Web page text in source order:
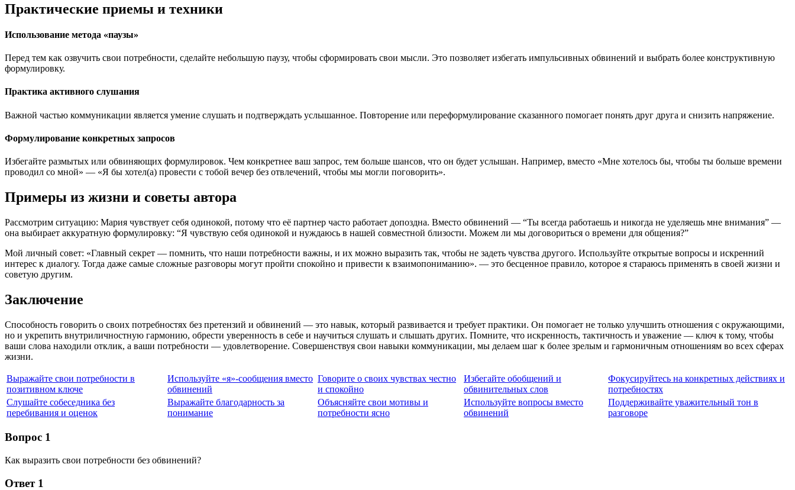
Практические приемы и техники
Использование метода «паузы»
Перед тем как озвучить свои потребности, сделайте небольшую паузу, чтобы сформировать свои мысли. Это позволяет избегать импульсивных обвинений и выбрать более конструктивную
формулировку.
Практика активного слушания
Важной частью коммуникации является умение слушать и подтверждать услышанное. Повторение или переформулирование сказанного помогает понять друг друга и снизить напряжение.
Формулирование конкретных запросов
Избегайте размытых или обвиняющих формулировок. Чем конкретнее ваш запрос, тем больше шансов, что он будет услышан. Например, вместо «Мне хотелось бы, чтобы ты больше времени
проводил со мной» — «Я бы хотел(а) провести с тобой вечер без отвлечений, чтобы мы могли поговорить».
Примеры из жизни и советы автора
Рассмотрим ситуацию: Мария чувствует себя одинокой, потому что её партнер часто работает допоздна. Вместо обвинений — “Ты всегда работаешь и никогда не уделяешь мне внимания” —
она выбирает аккуратную формулировку: “Я чувствую себя одинокой и нуждаюсь в нашей совместной близости. Можем ли мы договориться о времени для общения?”
Мой личный совет: «Главный секрет — помнить, что наши потребности важны, и их можно выразить так, чтобы не задеть чувства другого. Используйте открытые вопросы и искренний
интерес к диалогу. Тогда даже самые сложные разговоры могут пройти спокойно и привести к взаимопониманию». — это бесценное правило, которое я стараюсь применять в своей жизни и
советую другим.
Заключение
Способность говорить о своих потребностях без претензий и обвинений — это навык, который развивается и требует практики. Он помогает не только улучшить отношения с окружающими,
но и укрепить внутриличностную гармонию, обрести уверенность в себе и научиться слушать и слышать других. Помните, что искренность, тактичность и уважение — ключ к тому, чтобы
ваши слова находили отклик, а ваши потребности — удовлетворение. Совершенствуя свои навыки коммуникации, мы делаем шаг к более зрелым и гармоничным отношениям во всех сферах
жизни.
Выражайте свои потребности в
позитивном ключе
Используйте «я»-сообщения вместо
обвинений
Говорите о своих чувствах честно
и спокойно
Избегайте обобщений и
обвинительных слов
Фокусируйтесь на конкретных действиях и
потребностях
Слушайте собеседника без
перебивания и оценок
Выражайте благодарность за
понимание
Объясняйте свои мотивы и
потребности ясно
Используйте вопросы вместо
обвинений
Поддерживайте уважительный тон в
разговоре
Вопрос 1
Как выразить свои потребности без обвинений?
Ответ 1